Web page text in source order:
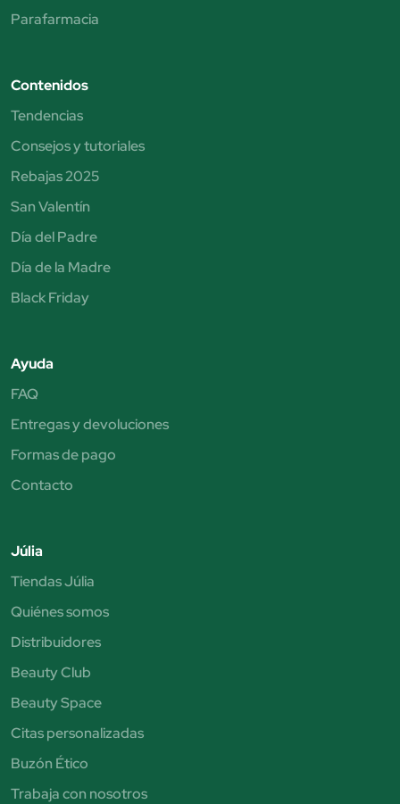
Parafarmacia
Contenidos
Tendencias
Consejos y tutoriales
Rebajas 2025
San Valentín
Día del Padre
Día de la Madre
Black Friday
Ayuda
FAQ
Entregas y devoluciones
Formas de pago
Contacto
Júlia
Tiendas Júlia
Quiénes somos
Distribuidores
Beauty Club
Beauty Space
Citas personalizadas
Buzón Ético
Trabaja con nosotros